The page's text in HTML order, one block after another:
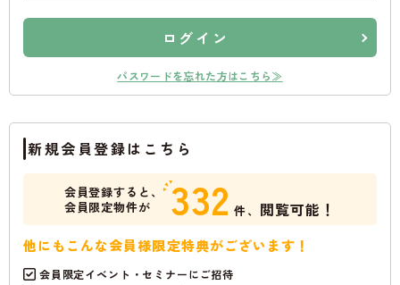
ログイン
パスワードを忘れた方はこちら≫
新規会員登録はこちら
会員登録すると、
会員限定物件が
332 件、 閲覧可能！
他にもこんな会員様限定特典がございます！
会員限定イベント・セミナーにご招待